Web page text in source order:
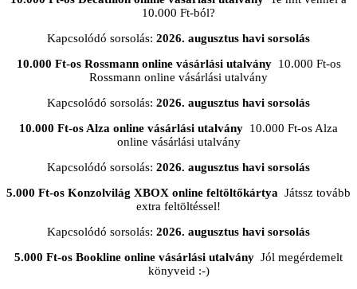
10.000 Ft-ból?
Kapcsolódó sorsolás: 2026. augusztus havi sorsolás
10.000 Ft-os Rossmann online vásárlási utalvány10.000 Ft-os
Rossmann online vásárlási utalvány
Kapcsolódó sorsolás: 2026. augusztus havi sorsolás
10.000 Ft-os Alza online vásárlási utalvány 10.000 Ft-os Alza
online vásárlási utalvány
Kapcsolódó sorsolás: 2026. augusztus havi sorsolás
5.000 Ft-os Konzolvilág XBOX online feltöltőkártya Játssz tovább
extra feltöltéssel!
Kapcsolódó sorsolás: 2026. augusztus havi sorsolás
5.000 Ft-os Bookline online vásárlási utalvány Jól megérdemelt
könyveid :-)